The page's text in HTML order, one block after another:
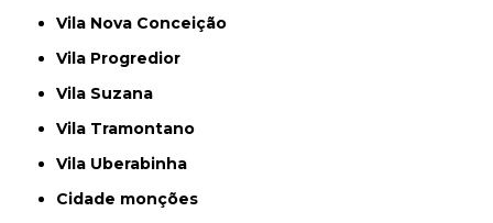
Vila Nova Conceição
Vila Progredior
Vila Suzana
Vila Tramontano
Vila Uberabinha
cidade monções